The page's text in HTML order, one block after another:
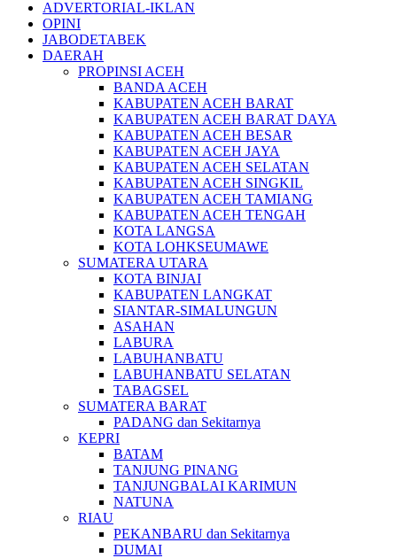
ADVERTORIAL-IKLAN
OPINI
JABODETABEK
DAERAH
PROPINSI ACEH
BANDA ACEH
KABUPATEN ACEH BARAT
KABUPATEN ACEH BARAT DAYA
KABUPATEN ACEH BESAR
KABUPATEN ACEH JAYA
KABUPATEN ACEH SELATAN
KABUPATEN ACEH SINGKIL
KABUPATEN ACEH TAMIANG
KABUPATEN ACEH TENGAH
KOTA LANGSA
KOTA LOHKSEUMAWE
SUMATERA UTARA
KOTA BINJAI
KABUPATEN LANGKAT
SIANTAR-SIMALUNGUN
ASAHAN
LABURA
LABUHANBATU
LABUHANBATU SELATAN
TABAGSEL
SUMATERA BARAT
PADANG dan Sekitarnya
KEPRI
BATAM
TANJUNG PINANG
TANJUNGBALAI KARIMUN
NATUNA
RIAU
PEKANBARU dan Sekitarnya
DUMAI